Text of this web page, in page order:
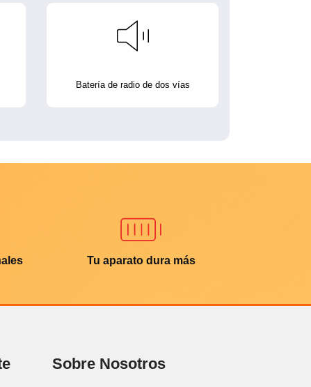
Batería de radio de dos vías
Tu aparato dura más
Sobre Nosotros